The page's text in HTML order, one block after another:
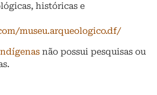
históricas e
museu.arqueologico.df/
não possui pesquisas ou